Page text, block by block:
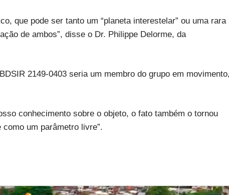
que pode ser tanto um “planeta interestelar” ou uma rara
de ambos”, disse o Dr. Philippe Delorme, da
2149-0403 seria um membro do grupo em
conhecimento sobre o objeto, o fato também o tornou
um parâmetro livre”.